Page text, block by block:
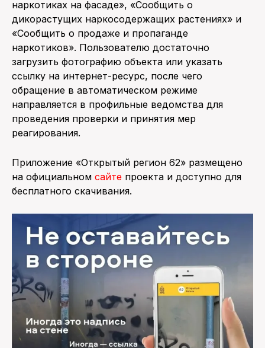
наркотиках на фасаде», «Сообщить о
дикорастущих наркосодержащих растениях» и
«Сообщить о продаже и пропаганде
наркотиков». Пользователю достаточно
загрузить фотографию объекта или указать
ссылку на интернет-ресурс, после чего
обращение в автоматическом режиме
направляется в профильные ведомства для
проведения проверки и принятия мер
реагирования.
Приложение «Открытый регион 62» размещено
на официальном сайте проекта и доступно для
бесплатного скачивания.